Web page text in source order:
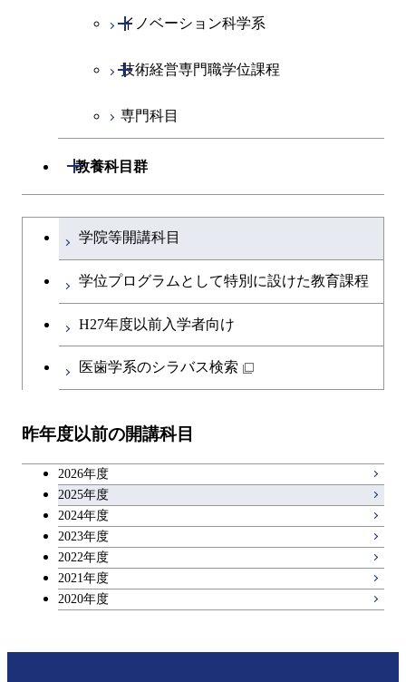
エネルギーコース
エネルギー・情報コース
エンジニアリングデザイン
コース
物質・情報卓越コース
社会・人間科学コース
イノベーション科学系
開閉
イノベーション科学コース
人間医療科学技術コース
技術経営専門職学位課程
開閉
技術経営専門職学位課程
専門科目
教養科目群
開閉
文系教養科目
英語科目
第二外国語科目
キャリア科目
大学院課程を切り替える
学院等開講科目
学位プログラムとして特別に設けた教育課程
H27年度以前入学者向け
医歯学系のシラバス検索
昨年度以前の開講科目
2026年度
2025年度
2024年度
2023年度
2022年度
2021年度
2020年度